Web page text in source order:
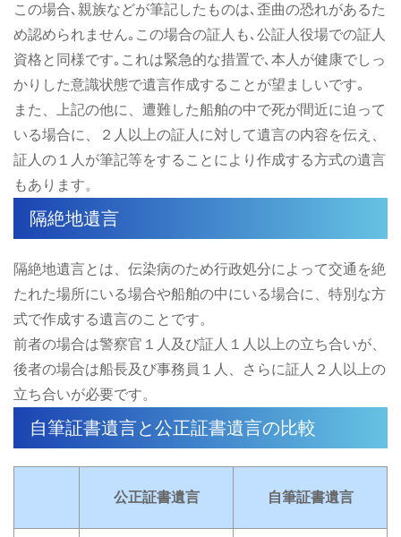
この場合､親族などが筆記したものは､歪曲の恐れがあるた
め認められません｡この場合の証人も､公証人役場での証人
資格と同様です｡これは緊急的な措置で､本人が健康でしっ
かりした意識状態で遺言作成することが望ましいです｡
また、上記の他に、遭難した船舶の中で死が間近に迫って
いる場合に、２人以上の証人に対して遺言の内容を伝え、
証人の１人が筆記等をすることにより作成する方式の遺言
もあります。
隔絶地遺言
隔絶地遺言とは、伝染病のため行政処分によって交通を絶
たれた場所にいる場合や船舶の中にいる場合に、特別な方
式で作成する遺言のことです。
前者の場合は警察官１人及び証人１人以上の立ち合いが、
後者の場合は船長及び事務員１人、さらに証人２人以上の
立ち合いが必要です。
自筆証書遺言と公正証書遺言の比較
公正証書遺言 自筆証書遺言